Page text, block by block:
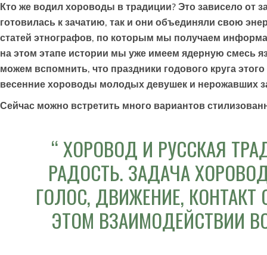
Кто же водил хороводы в традиции? Это зависело от
готовилась к зачатию, так и они объединяли свою
статей этнографов, по которым мы получаем
на этом этапе истории мы уже имеем ядерную смесь
можем вспомнить, что праздники годового круга
весенние хороводы молодых девушек и нерожавших
Сейчас можно встретить много вариантов
ХОРОВОД И РУССКАЯ
РАДОСТЬ. ЗАДАЧА
ГОЛОС, ДВИЖЕНИЕ,
ЭТОМ ВЗАИМОДЕЙСТВИИ